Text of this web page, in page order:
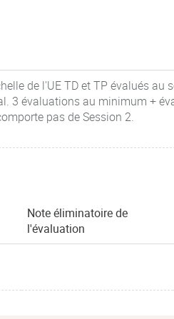
de l'UE TD et TP évalués au
3 évaluations au minimum +
pas de Session 2.
Note éliminatoire de
l'évaluation